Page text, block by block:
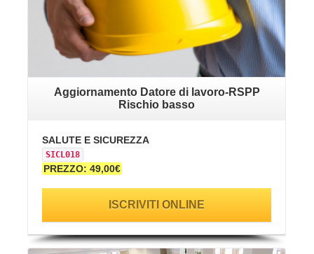
Aggiornamento Datore di lavoro-RSPP
Rischio basso
SALUTE E SICUREZZA
SICL018
PREZZO: 49,00€
ISCRIVITI ONLINE